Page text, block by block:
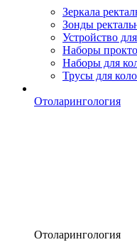
Зеркала
Зонды
Устройство
Наборы
Наборы для
Трусы для
Отоларингология
Отоларингология